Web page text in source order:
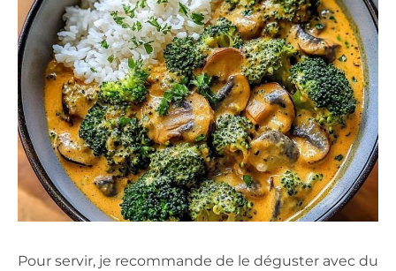
Pour servir, je recommande de le déguster avec du